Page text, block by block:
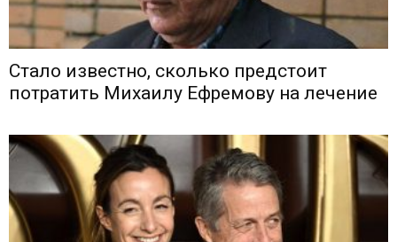
Стало известно, сколько предстоит
потратить Михаилу Ефремову на лечение